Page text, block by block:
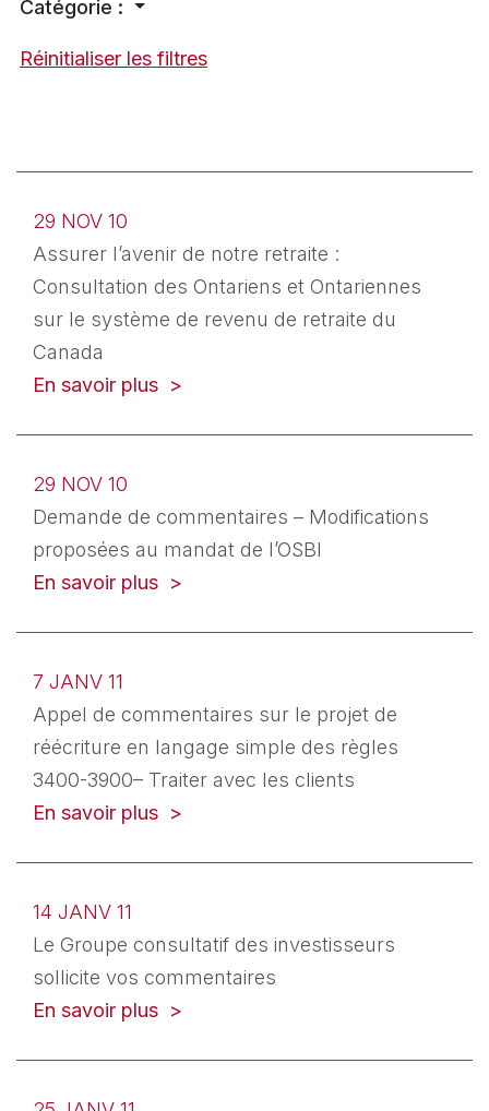
Catégorie :
Réinitialiser les filtres
29 NOV 10
Assurer l’avenir de notre retraite :
Consultation des Ontariens et Ontariennes
sur le système de revenu de retraite du
Canada
En savoir plus
29 NOV 10
Demande de commentaires – Modifications
proposées au mandat de l’OSBI
En savoir plus
7 JANV 11
Appel de commentaires sur le projet de
réécriture en langage simple des règles
3400-3900– Traiter avec les clients
En savoir plus
14 JANV 11
Le Groupe consultatif des investisseurs
sollicite vos commentaires
En savoir plus